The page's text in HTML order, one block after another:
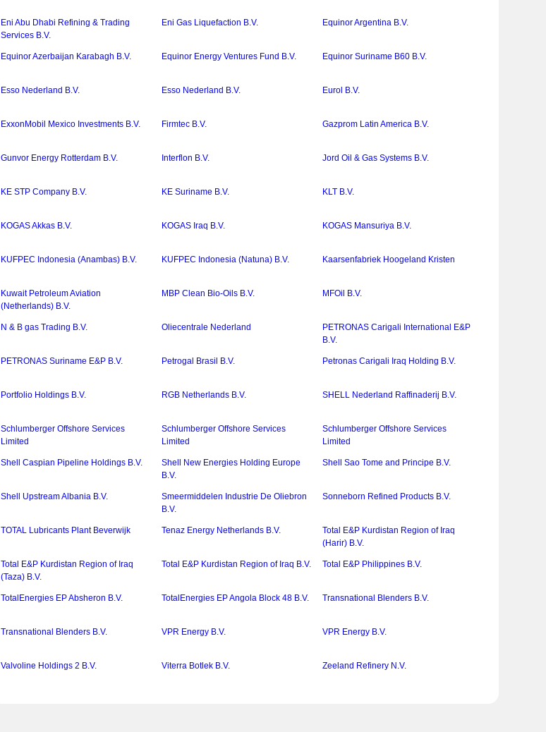
Eni Abu Dhabi Refining & Trading
Services B.V.
Eni Gas Liquefaction B.V. Equinor Argentina B.V.
Equinor Azerbaijan Karabagh B.V. Equinor Energy Ventures Fund B.V. Equinor Suriname B60 B.V.
Esso Nederland B.V. Esso Nederland B.V. Eurol B.V.
ExxonMobil Mexico Investments B.V. Firmtec B.V. Gazprom Latin America B.V.
Gunvor Energy Rotterdam B.V. Interflon B.V. Jord Oil & Gas Systems B.V.
KE STP Company B.V. KE Suriname B.V. KLT B.V.
KOGAS Akkas B.V. KOGAS Iraq B.V. KOGAS Mansuriya B.V.
KUFPEC Indonesia (Anambas) B.V. KUFPEC Indonesia (Natuna) B.V. Kaarsenfabriek Hoogeland Kristen
Kuwait Petroleum Aviation
(Netherlands) B.V.
MBP Clean Bio-Oils B.V. MFOil B.V.
N & B gas Trading B.V. Oliecentrale Nederland
PETRONAS Carigali International E&P
B.V.
PETRONAS Suriname E&P B.V. Petrogal Brasil B.V. Petronas Carigali Iraq Holding B.V.
Portfolio Holdings B.V. RGB Netherlands B.V. SHELL Nederland Raffinaderij B.V.
Schlumberger Offshore Services
Limited
Schlumberger Offshore Services
Limited
Schlumberger Offshore Services
Limited
Shell Caspian Pipeline Holdings B.V.
Shell New Energies Holding Europe
B.V.
Shell Sao Tome and Principe B.V.
Shell Upstream Albania B.V.
Smeermiddelen Industrie De Oliebron
B.V.
Sonneborn Refined Products B.V.
TOTAL Lubricants Plant Beverwijk Tenaz Energy Netherlands B.V.
Total E&P Kurdistan Region of Iraq
(Harir) B.V.
Total E&P Kurdistan Region of Iraq
(Taza) B.V.
Total E&P Kurdistan Region of Iraq B.V. Total E&P Philippines B.V.
TotalEnergies EP Absheron B.V. TotalEnergies EP Angola Block 48 B.V. Transnational Blenders B.V.
Transnational Blenders B.V. VPR Energy B.V. VPR Energy B.V.
Valvoline Holdings 2 B.V. Viterra Botlek B.V. Zeeland Refinery N.V.